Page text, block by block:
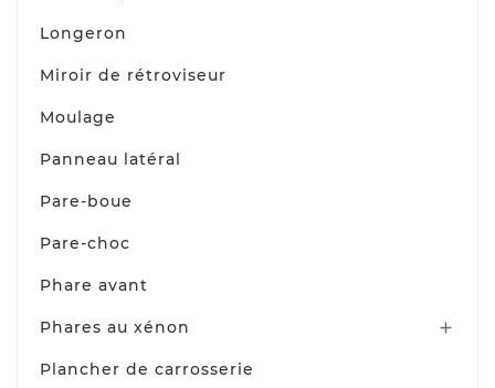
Longeron
Miroir de rétroviseur
Moulage
Panneau latéral
Pare-boue
Pare-choc
Phare avant
Phares au xénon 
Plancher de carrosserie